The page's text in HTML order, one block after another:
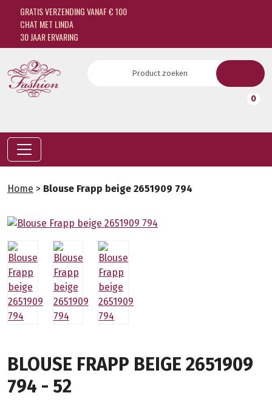
GRATIS VERZENDING VANAF € 100
CHAT MET LINDA
30 JAAR ERVARING
0
Home > Blouse Frapp beige 2651909 794
BLOUSE FRAPP BEIGE 2651909
794 - 52